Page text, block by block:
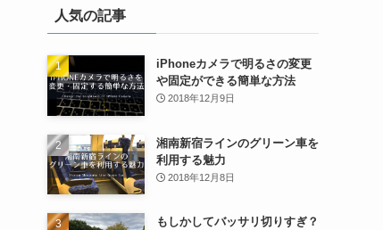
人気の記事
iPhoneカメラで明るさの変更
や固定ができる簡単な方法
2018年12月9日
湘南新宿ラインのグリーン車を
利用する魅力
2018年12月8日
もしかしてバッサリ切りすぎ？